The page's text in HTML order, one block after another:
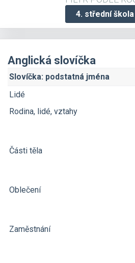
témat a náročnosti. Doporučujeme
u většiny slovíček je k dispozici i
nabízených možností, použijte
slovíčka: výběr z možností.
Anglická slovíčka
Slovíčka: podstatná jména
Lidé
Rodina, lidé, vztahy
Části těla
Oblečení
Zaměstnání